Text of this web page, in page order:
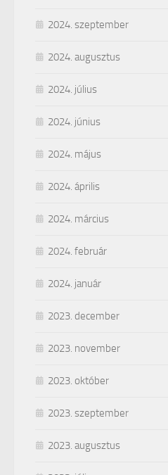
2024. szeptember
2024. augusztus
2024. július
2024. június
2024. május
2024. április
2024. március
2024. február
2024. január
2023. december
2023. november
2023. október
2023. szeptember
2023. augusztus